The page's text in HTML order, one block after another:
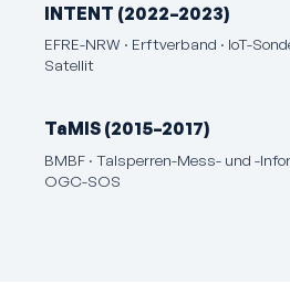
INTENT (2022–2023)
EFRE-NRW · Erftverband · IoT-
Satellit
TaMIS (2015–2017)
BMBF · Talsperren-Mess- und -
OGC-SOS